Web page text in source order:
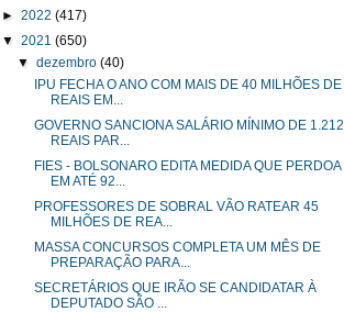
► 2022 (417)
▼ 2021 (650)
▼dezembro(40)
IPU FECHA O ANO COM MAIS DE 40 MILHÕES DE
REAIS EM...
GOVERNO SANCIONA SALÁRIO MÍNIMO DE 1.212
REAIS PAR...
FIES - BOLSONARO EDITA MEDIDA QUE PERDOA
EM ATÉ 92...
PROFESSORES DE SOBRAL VÃO RATEAR 45
MILHÕES DE REA...
MASSA CONCURSOS COMPLETA UM MÊS DE
PREPARAÇÃO PARA...
SECRETÁRIOS QUE IRÃO SE CANDIDATAR À
DEPUTADO SÃO ...